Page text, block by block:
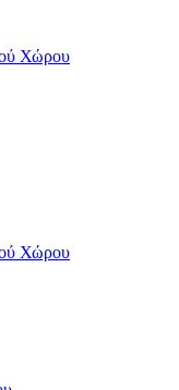
Χώρου
Χώρου